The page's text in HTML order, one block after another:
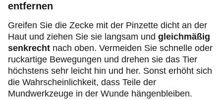
entfernen
Greifen Sie die Zecke mit der Pinzette dicht an der
Haut und ziehen Sie sie langsam und gleichmäßig
senkrecht nach oben. Vermeiden Sie schnelle oder
ruckartige Bewegungen und drehen sie das Tier
höchstens sehr leicht hin und her. Sonst erhöht sich
die Wahrscheinlichkeit, dass Teile der
Mundwerkzeuge in der Wunde hängenbleiben.